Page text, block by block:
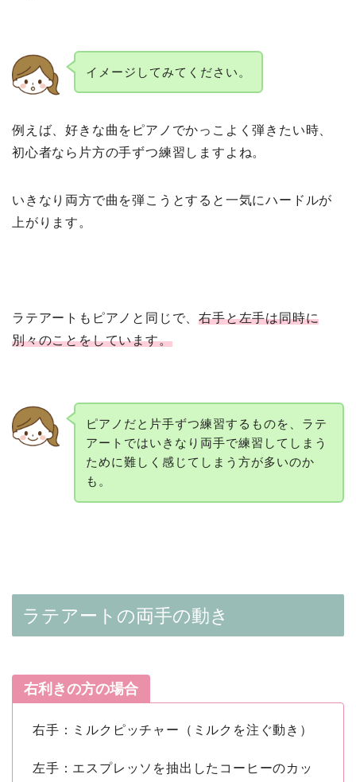
イメージしてみてください。
例えば、好きな曲をピアノでかっこよく弾きたい時、
初心者なら片方の手ずつ練習しますよね。
いきなり両方で曲を弾こうとすると一気にハードルが
上がります。
ラテアートもピアノと同じで、右手と左手は同時に
別々のことをしています。
ピアノだと片手ずつ練習するものを、ラテ
アートではいきなり両手で練習してしまう
ために難しく感じてしまう方が多いのか
も。
ラテアートの両手の動き
右利きの方の場合
右手：ミルクピッチャー（ミルクを注ぐ動き）
左手：エスプレッソを抽出したコーヒーのカッ